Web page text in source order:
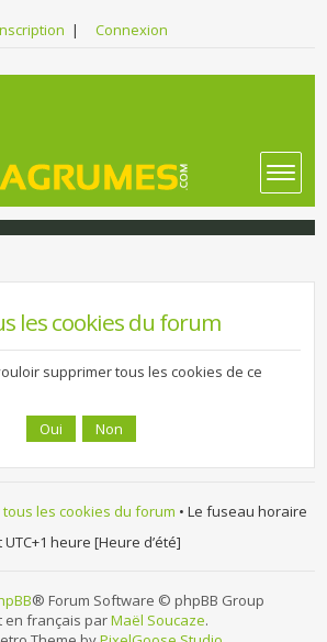
| Connexion
les cookies du forum
supprimer tous les cookies de ce
les cookies du forum • Le fuseau horaire
UTC+1 heure [Heure d’été]
® Forum Software © phpBB Group
en français parMaël Soucaze.